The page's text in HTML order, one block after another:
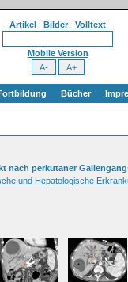
Artikel Bilder Volltext
Mobile Version
Bücher
nach perkutaner
und Hepatologische